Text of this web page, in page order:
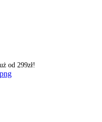
od 299zł!